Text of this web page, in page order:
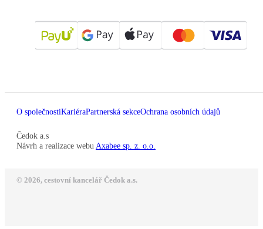
O společnostiKariéraPartnerská sekceOchrana osobních údajů
Čedok a.s
Návrh a realizace webu Axabee sp. z. o.o.
© 2026, cestovní kancelář Čedok a.s.